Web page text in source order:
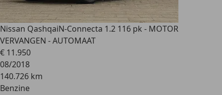
Nissan QashqaiN-Connecta 1.2 116 pk - MOTOR
VERVANGEN - AUTOMAAT
€ 11.950
08/2018
140.726 km
Benzine